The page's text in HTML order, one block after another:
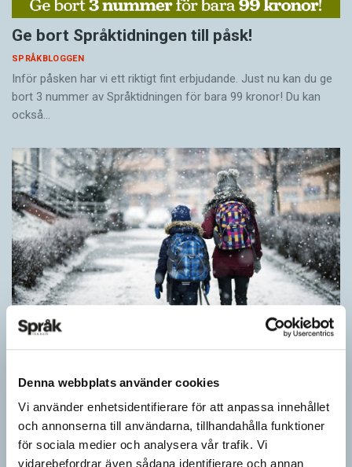
Denna webbplats använder cookies
Vi använder enhetsidentifierare för att anpassa innehållet
och annonserna till användarna, tillhandahålla funktioner
för sociala medier och analysera vår trafik. Vi
vidarebefordrar även sådana identifierare och annan
Ge bort Språktidningen till påsk!
SPRÅKBLOGGEN
Inför påsken har vi ett riktigt fint erbjudande. Just nu kan du ge
bort 3 nummer av Språktidningen för bara 99 kronor! Du kan
också…
Särskolan byter namn
SPRÅKBLOGGEN
Grundsärskola byter namn till anpassad grundskola och
gymnasiesärskolan till anpassad gymnasieskola. En som har
stor del i att detta namnbyte sker är artonåriga Leo Lust…